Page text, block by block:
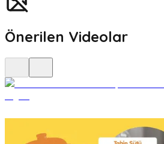
Önerilen Videolar